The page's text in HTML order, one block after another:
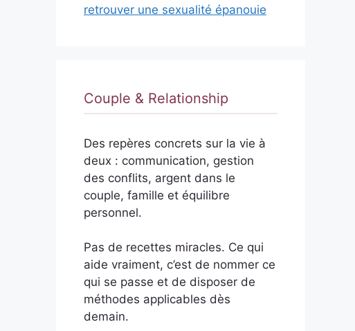
retrouver une sexualité épanouie
Couple & Relationship
Des repères concrets sur la vie à
deux : communication, gestion
des conflits, argent dans le
couple, famille et équilibre
personnel.
Pas de recettes miracles. Ce qui
aide vraiment, c’est de nommer ce
qui se passe et de disposer de
méthodes applicables dès
demain.